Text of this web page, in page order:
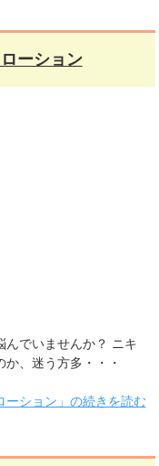
ーション
んでいませんか？ ニキ
、迷う方多・・・
ーション」の続きを読む